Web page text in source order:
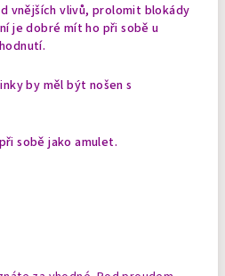
vnějších vlivů, prolomit blokády
je dobré mít ho při sobě u
by měl být nošen s
sobě jako amulet.